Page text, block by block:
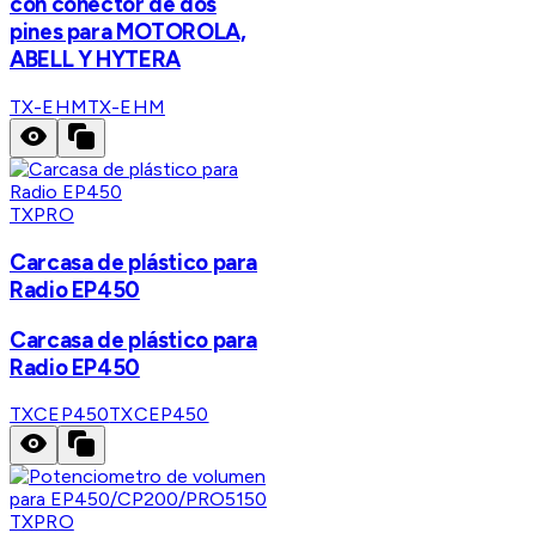
pines para MOTOROLA,
ABELL Y HYTERA
TX-EHMTX-EHM
TXPRO
Carcasa de plástico para
Radio EP450
Carcasa de plástico para
Radio EP450
TXCEP450TXCEP450
TXPRO